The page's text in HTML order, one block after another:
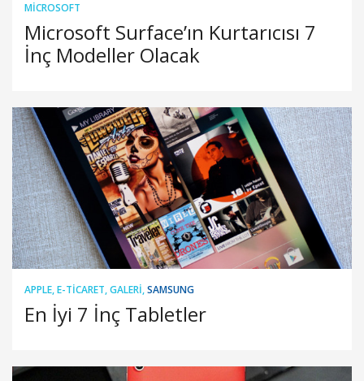
MICROSOFT
Microsoft Surface’ın Kurtarıcısı 7
İnç Modeller Olacak
APPLE,E-TICARET,GALERI,SAMSUNG
En İyi 7 İnç Tabletler